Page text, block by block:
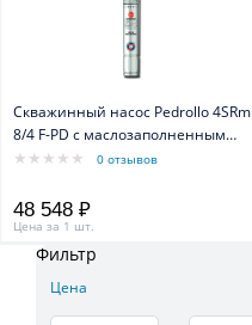
Скважинный насос Pedrollo 4SRm
8/4 F-PD с маслозаполненным
двигателем 4PD0 отзывов
48 548 ₽
Цена за 1 шт.
Фильтр
Цена